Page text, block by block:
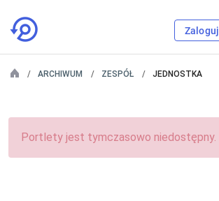
ARCHIWUM ZESPÓŁ JEDNOSTKA
Portlety jest tymczasowo niedostępny.